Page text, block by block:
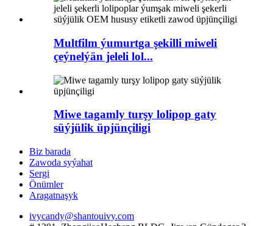
Multfilm ýumurtga şekilli miweli
çeýnelýän jeleli lol...
Miwe tagamly turşy lolipop gaty
süýjülik üpjünçiligi
Biz barada
Zawoda syýahat
Sergi
Önümler
Aragatnaşyk
ivycandy@shantouivy.com